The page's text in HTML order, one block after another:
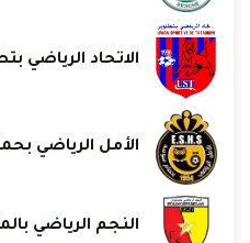
الاتحاد الرياضي
الأمل الرياضي
النجم الرياضي